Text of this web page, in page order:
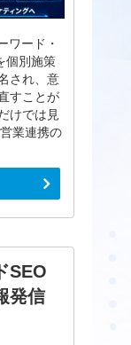
ワード・
個別施策
され、意
すことが
けでは見
業連携の
SEO
発信